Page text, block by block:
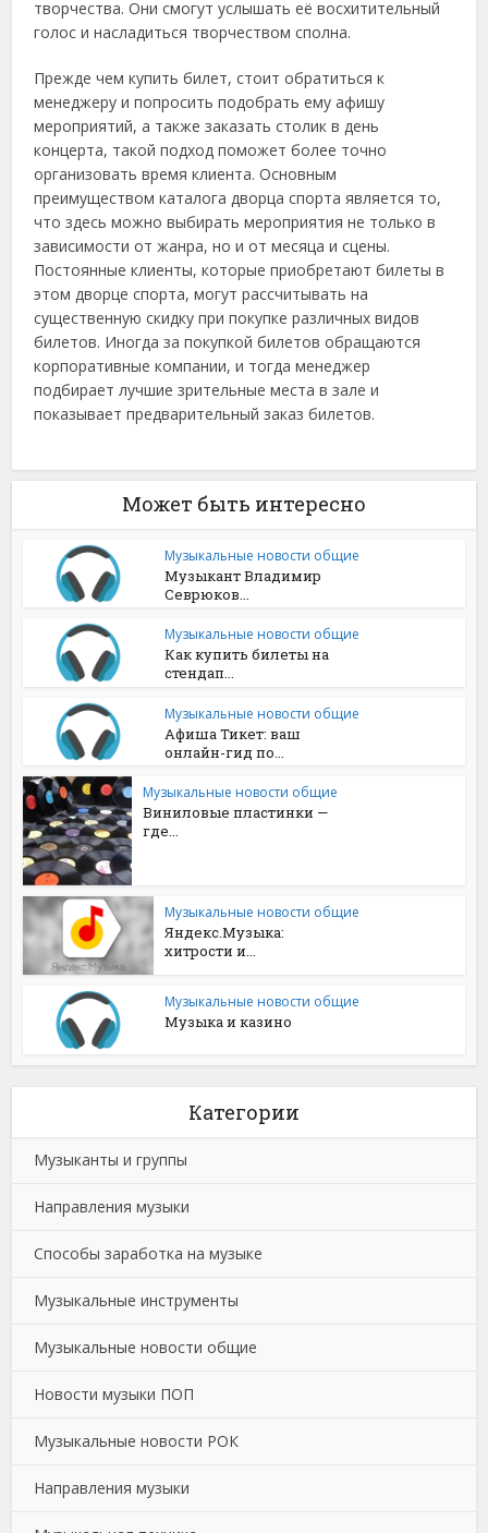
творчества. Они смогут услышать её восхитительный
голос и насладиться творчеством сполна.
Прежде чем купить билет, стоит обратиться к
менеджеру и попросить подобрать ему афишу
мероприятий, а также заказать столик в день
концерта, такой подход поможет более точно
организовать время клиента. Основным
преимуществом каталога дворца спорта является то,
что здесь можно выбирать мероприятия не только в
зависимости от жанра, но и от месяца и сцены.
Постоянные клиенты, которые приобретают билеты в
этом дворце спорта, могут рассчитывать на
существенную скидку при покупке различных видов
билетов. Иногда за покупкой билетов обращаются
корпоративные компании, и тогда менеджер
подбирает лучшие зрительные места в зале и
показывает предварительный заказ билетов.
Может быть интересно
Музыкальные новости общие
Музыкант Владимир
Севрюков...
Музыкальные новости общие
Как купить билеты на
стендап...
Музыкальные новости общие
Афиша Тикет: ваш
онлайн-гид по...
Музыкальные новости общие
Виниловые пластинки —
где...
Музыкальные новости общие
Яндекс.Музыка:
хитрости и...
Музыкальные новости общие
Музыка и казино
Категории
Музыканты и группы
Направления музыки
Способы заработка на музыке
Музыкальные инструменты
Музыкальные новости общие
Новости музыки ПОП
Музыкальные новости РОК
Направления музыки